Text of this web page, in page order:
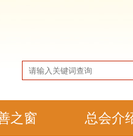
之窗 总会介